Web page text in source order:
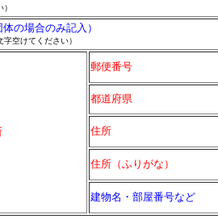
の場合のみ記入）
空けてください）
郵便番号
都道府県
住所
住所（ふりがな）
建物名・部屋番号など